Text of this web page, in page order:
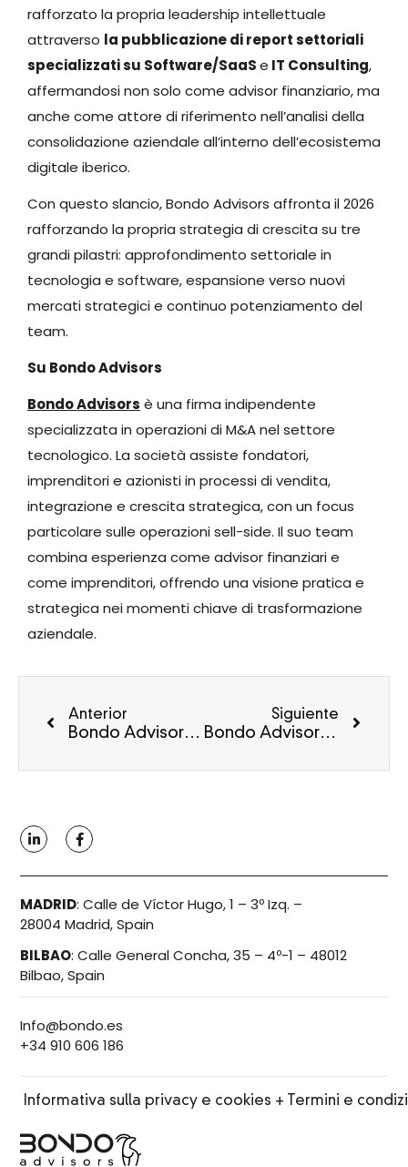
rafforzato la propria leadership intellettuale
attraverso la pubblicazione di report settoriali
specializzati su Software/SaaSe IT Consulting,
affermandosi non solo come advisor finanziario, ma
anche come attore di riferimento nell’analisi della
consolidazione aziendale all’interno dell’ecosistema
digitale iberico.
Con questo slancio, Bondo Advisors affronta il 2026
rafforzando la propria strategia di crescita su tre
grandi pilastri: approfondimento settoriale in
tecnologia e software, espansione verso nuovi
mercati strategici e continuo potenziamento del
team.
Su Bondo Advisors
Bondo Advisors è una firma indipendente
specializzata in operazioni di M&A nel settore
tecnologico. La società assiste fondatori,
imprenditori e azionisti in processi di vendita,
integrazione e crescita strategica, con un focus
particolare sulle operazioni sell-side. Il suo team
combina esperienza come advisor finanziari e
come imprenditori, offrendo una visione pratica e
strategica nei momenti chiave di trasformazione
aziendale.
Anterior
Bondo Advisors assiste Good Rebels nell’acquisizione di Asesores
Siguiente
Bondo Advisors assiste Andy nell’integrazione in CHR Group
MADRID:Calle de Víctor Hugo, 1 – 3º Izq. –
28004 Madrid, Spain
BILBAO:Calle General Concha, 35 – 4º-1 – 48012
Bilbao, Spain
Info@bondo.es
+34 910 606 186
Informativa sulla privacy e cookies + Termini e